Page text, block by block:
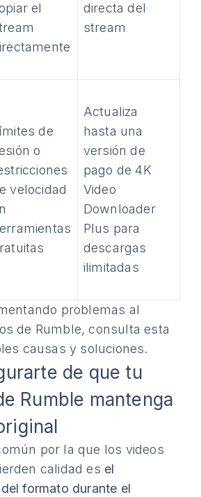
el
directa del
stream
de
o
velocidad
Actualiza
hasta una
versión de
pago de 4K
Video
Downloader
Plus para
descargas
ilimitadas
problemas al
de Rumble, consulta esta
causas y soluciones.
de que tu
Rumble mantenga
por la que los videos
calidad es el
formato durante el